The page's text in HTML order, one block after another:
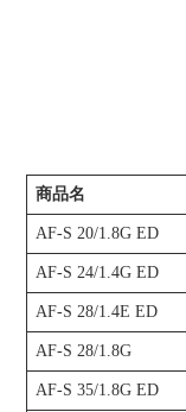
商品名
AF-S 20/1.8G ED
AF-S 24/1.4G ED
AF-S 28/1.4E ED
AF-S 28/1.8G
AF-S 35/1.8G ED